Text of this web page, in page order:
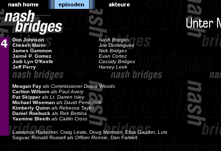
Don Johnson
Cheech Marin
James Gammon
Jaimé P. Gomez
Jodi Lyn O'Keefe
Jeff Perry
Nash Bridges
Joe Dominguez
Nick Bridges
Evan Cortez
Cassidy Bridges
Harvey Leek
Meagan Fay als Commissioner Debra Woods
Carlton Wilborn als Paul Avery
Pat Skipper als Lt. Darren Isley
Michael Wiseman als David Pembrook
Kimberly Quinn als Rebecca Taylor
Daniel Roebuck als Rick Bettina
Yasmine Bleeth als Caitlin Cross
Lawrence Radecker, Craig Lewis, Doug Morrison, Elisa Gaudet, Luis
Saguar, Ronald Russell als Officer Ronnie , Dan Farwell